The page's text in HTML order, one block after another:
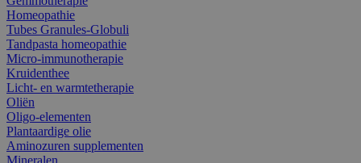
Homeopathie
Tubes Granules-Globuli
Tandpasta homeopathie
Micro-immunotherapie
Kruidenthee
Licht- en warmtetherapie
Oliën
Oligo-elementen
Plantaardige olie
Aminozuren supplementen
Mineralen